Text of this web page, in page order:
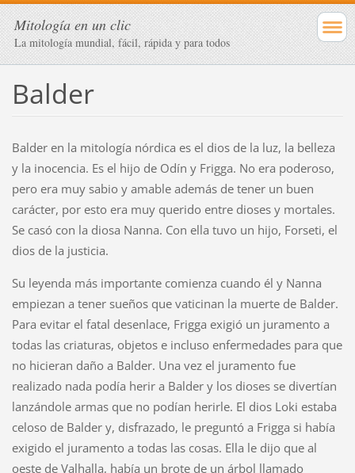
Mitología en un clic
La mitología mundial, fácil, rápida y para todos
Balder
Balder en la mitología nórdica es el dios de la luz, la belleza
y la inocencia. Es el hijo de Odín y Frigga. No era poderoso,
pero era muy sabio y amable además de tener un buen
carácter, por esto era muy querido entre dioses y mortales.
Se casó con la diosa Nanna. Con ella tuvo un hijo, Forseti, el
dios de la justicia.
Su leyenda más importante comienza cuando él y Nanna
empiezan a tener sueños que vaticinan la muerte de Balder.
Para evitar el fatal desenlace, Frigga exigió un juramento a
todas las criaturas, objetos e incluso enfermedades para que
no hicieran daño a Balder. Una vez el juramento fue
realizado nada podía herir a Balder y los dioses se divertían
lanzándole armas que no podían herirle. El dios Loki estaba
celoso de Balder y, disfrazado, le preguntó a Frigga si había
exigido el juramento a todas las cosas. Ella le dijo que al
oeste de Valhalla, había un brote de un árbol llamado